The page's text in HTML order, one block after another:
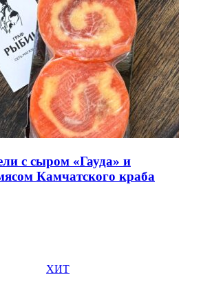
с сыром «Гауда» и
Камчатского краба
ХИТ